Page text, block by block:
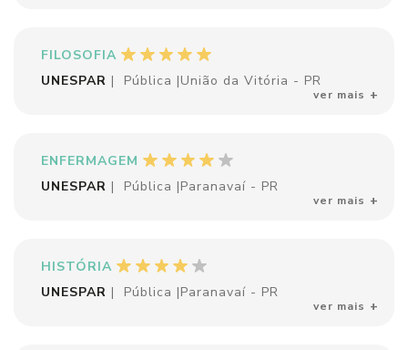
FILOSOFIA
UNESPAR | Pública |União da Vitória - PR
ver mais
ENFERMAGEM
UNESPAR | Pública |Paranavaí - PR
ver mais
HISTÓRIA
UNESPAR | Pública |Paranavaí - PR
ver mais